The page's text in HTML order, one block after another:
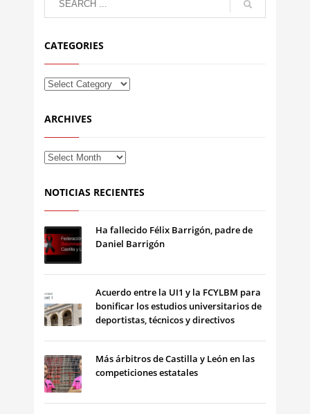
CATEGORIES
ARCHIVES
NOTICIAS RECIENTES
Ha fallecido Félix Barrigón, padre de
Daniel Barrigón
Acuerdo entre la UI1 y la FCYLBM para
bonificar los estudios universitarios de
deportistas, técnicos y directivos
Más árbitros de Castilla y León en las
competiciones estatales